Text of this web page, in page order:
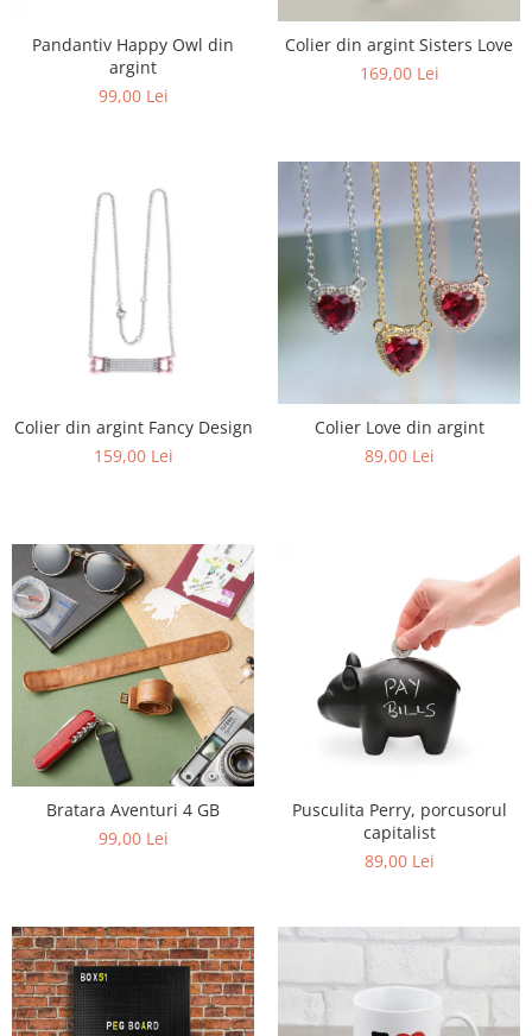
Pandantiv Happy Owl din
argint
99,00 Lei
Colier din argint Sisters Love
169,00 Lei
Colier din argint Fancy Design
159,00 Lei
Colier Love din argint
89,00 Lei
Bratara Aventuri 4 GB
99,00 Lei
Pusculita Perry, porcusorul
capitalist
89,00 Lei